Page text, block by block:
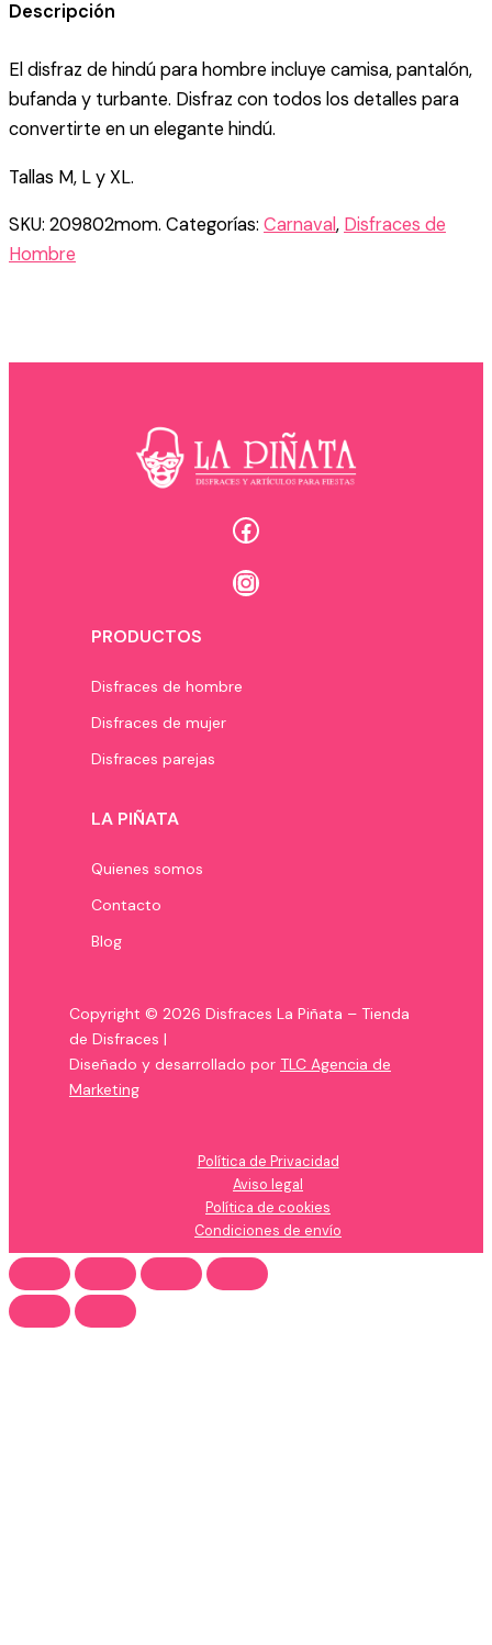
BOLLYWOOD
HOMBRE
cantidad
Descripción
El disfraz de hindú para hombre incluye camisa, pantalón,
bufanda y turbante. Disfraz con todos los detalles para
convertirte en un elegante hindú.
Tallas M, L y XL.
SKU: 209802mom. Categorías: Carnaval, Disfraces de
Hombre
Facebook
Instagram
PRODUCTOS
Disfraces de hombre
Disfraces de mujer
Disfraces parejas
LA PIÑATA
Quienes somos
Contacto
Blog
Copyright © 2026 Disfraces La Piñata – Tienda
de Disfraces |
Diseñado y desarrollado por TLC Agencia de
Marketing
Política de Privacidad
Aviso legal
Política de cookies
Condiciones de envío